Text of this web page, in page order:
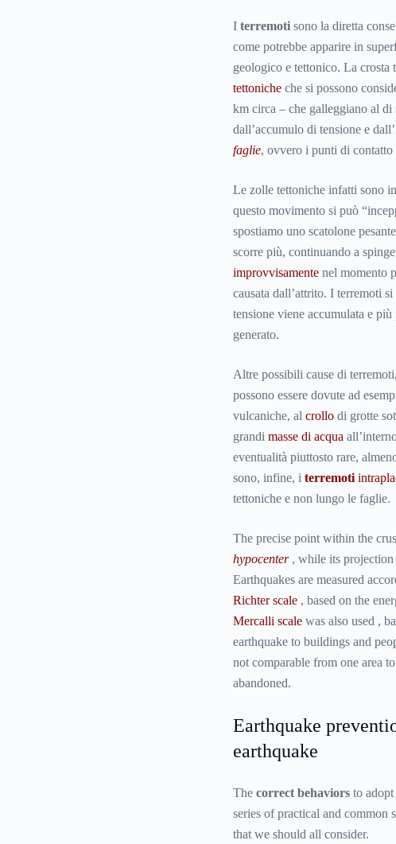
I terremotisono la diretta
come potrebbe apparire in
geologico e tettonico. La crosta
tettonicheche si possono
km circa – che galleggiano al di
dall’accumulo di tensione e
faglie, ovvero i punti di contatto
Le zolle tettoniche infatti sono
questo movimento si può
spostiamo uno scatolone
scorre più, continuando a
improvvisamentenel momento
causata dall’attrito. I terremoti
tensione viene accumulata e
generato.
Altre possibili cause di
possono essere dovute ad
vulcaniche, al crollodi grotte
grandi masse di acqua
eventualità piuttosto rare,
sono, infine, i terremoti
tettoniche e non lungo le faglie.
The precise point within the
hypocenter, while its projection
Earthquakes are measured
Richter scale, based on the
Mercalli scalewas also used ,
earthquake to buildings and
not comparable from one area
abandoned.
Earthquake
earthquake
The correct behaviorsto adopt
series of practical and common
that we should all consider.